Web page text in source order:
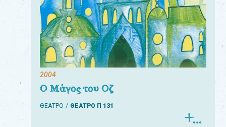
2004
Ο Μάγος του Οζ
ΘΕΑΤΡΟ ΘΕΑΤΡΟ Π 131
εκπαιδευτικούς
συλλόγους
παραγωγούς
συνεργάτες